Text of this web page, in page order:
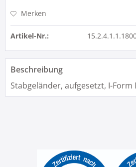
Merken
Artikel-Nr.:
Beschreibung
Stabgeländer, aufgesetzt, I-Form